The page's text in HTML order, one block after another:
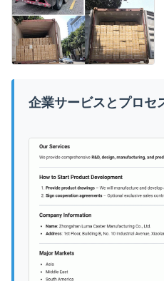
企業サービスとプロセ